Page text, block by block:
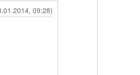
09:28)